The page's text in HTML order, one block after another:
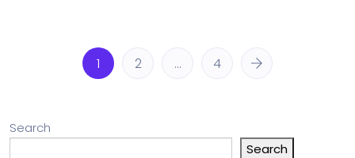
1 2 … 4
Search
Search